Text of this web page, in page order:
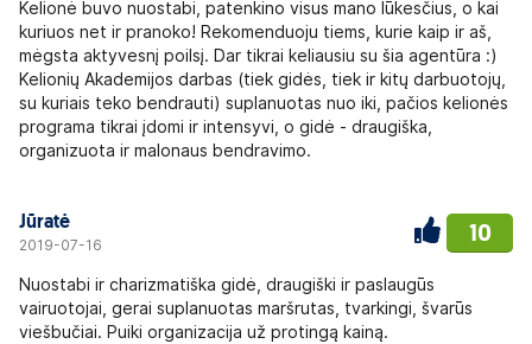
Kelionė buvo nuostabi, patenkino visus mano lūkesčius, o kai
kuriuos net ir pranoko! Rekomenduoju tiems, kurie kaip ir aš,
mėgsta aktyvesnį poilsį. Dar tikrai keliausiu su šia agentūra :)
Kelionių Akademijos darbas (tiek gidės, tiek ir kitų darbuotojų,
su kuriais teko bendrauti) suplanuotas nuo iki, pačios kelionės
programa tikrai įdomi ir intensyvi, o gidė - draugiška,
organizuota ir malonaus bendravimo.
Jūratė
2019-07-16 10
Nuostabi ir charizmatiška gidė, draugiški ir paslaugūs
vairuotojai, gerai suplanuotas maršrutas, tvarkingi, švarūs
viešbučiai. Puiki organizacija už protingą kainą.